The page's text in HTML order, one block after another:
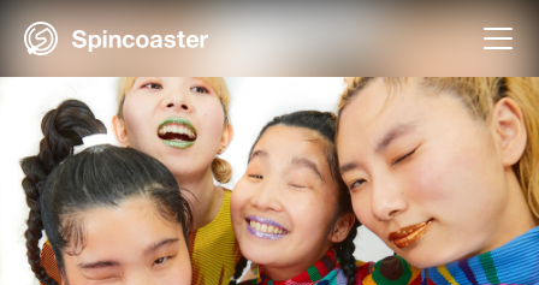
Skip